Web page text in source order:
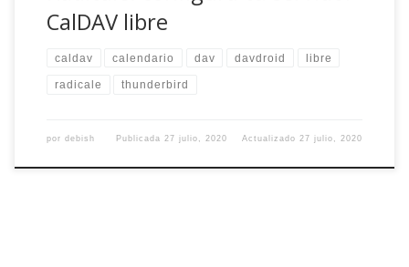
CalDAV libre
caldav calendario dav davdroid libre
radicale thunderbird
por debish Publicada 27 julio, 2020 Actualizado 27 julio, 2020